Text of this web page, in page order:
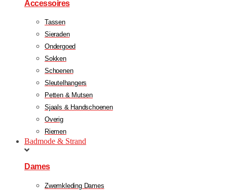
Accessoires
Tassen
Sieraden
Ondergoed
Sokken
Schoenen
Sleutelhangers
Petten & Mutsen
Sjaals & Handschoenen
Overig
Riemen
Badmode & Strand
Dames
Zwemkleding Dames